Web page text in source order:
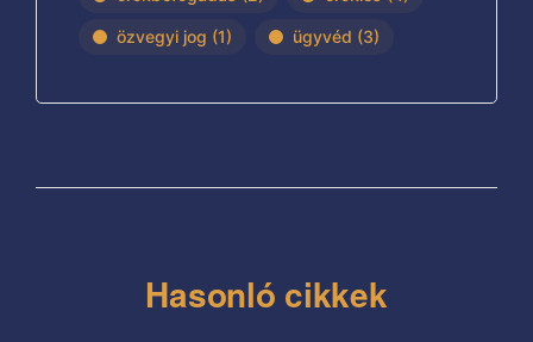
özvegyi jog (1) ügyvéd (3)
Hasonló cikkek